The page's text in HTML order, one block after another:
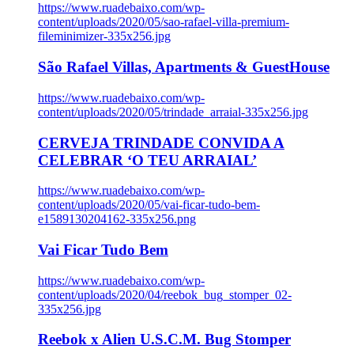
https://www.ruadebaixo.com/wp-
content/uploads/2020/05/sao-rafael-villa-premium-
fileminimizer-335x256.jpg
São Rafael Villas, Apartments & GuestHouse
https://www.ruadebaixo.com/wp-
content/uploads/2020/05/trindade_arraial-335x256.jpg
CERVEJA TRINDADE CONVIDA A
CELEBRAR ‘O TEU ARRAIAL’
https://www.ruadebaixo.com/wp-
content/uploads/2020/05/vai-ficar-tudo-bem-
e1589130204162-335x256.png
Vai Ficar Tudo Bem
https://www.ruadebaixo.com/wp-
content/uploads/2020/04/reebok_bug_stomper_02-
335x256.jpg
Reebok x Alien U.S.C.M. Bug Stomper